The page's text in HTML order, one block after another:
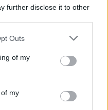
further disclose it to other
one or more Google
You may click to
its third-party tags to
in below Google
Outs
of my
my
és jelzőlámpás
bővítik
jó hírű református